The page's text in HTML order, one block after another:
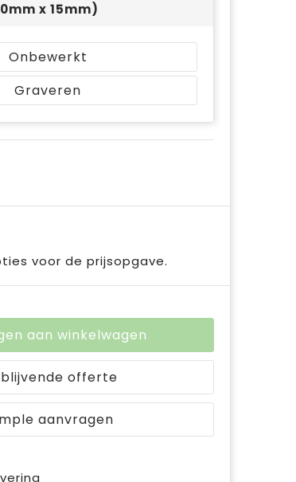
x 15mm)
Onbewerkt
Graveren
voor de prijsopgave.
aan winkelwagen
offerte
aanvragen